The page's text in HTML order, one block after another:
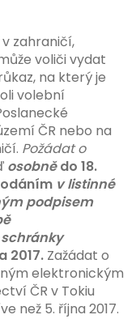
zahraničí,
voliči vydat
na který je
volební
ČR nebo na
Požádat o
osobnědo 18.
v listinné
podpisem
2017. Zažádat o
elektronickým
ČR v Tokiu
než 5. října 2017.